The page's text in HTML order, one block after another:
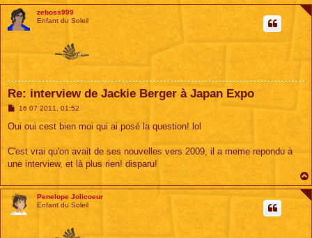
zeboss999
Enfant du Soleil
Re: interview de Jackie Berger à Japan Expo
M
s
g
16 07 2011, 01:52
Oui oui cest bien moi qui ai posé la question! lol
C'est vrai qu'on avait de ses nouvelles vers 2009, il a meme repondu à
une interview, et là plus rien! disparu!
Penelope Jolicoeur
Enfant du Soleil